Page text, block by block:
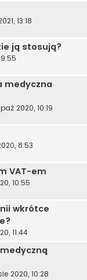
13:18
ją stosują?
medyczna
2020, 10:19
8:53
VAT-em
10:55
wkrótce
11:44
2020, 10:28